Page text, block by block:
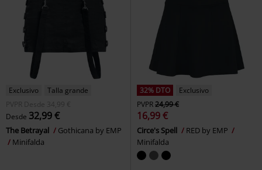
Exclusivo
Talla grande
PVPR
Desde 34,99 €
Desde 32,99 €
The Betrayal
Gothicana by EMP
Minifalda
32% DTO
Exclusivo
PVPR24,99 €
16,99 €
Circe's Spell
RED by EMP
Minifalda